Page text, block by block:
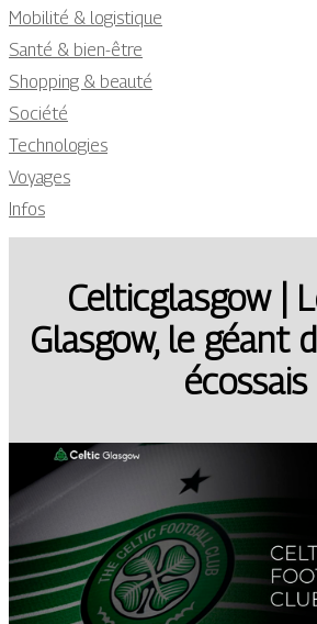
Mobilité & logistique
Santé & bien-être
Shopping & beauté
Société
Technologies
Voyages
Infos
Cel­ticglas­gow |
Glasgow, le géant
écossais